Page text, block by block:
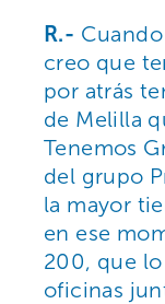
R.-
creo que
por atrás
de Melilla
Tenemos
del grupo
la mayor
en ese
200, que
oficinas